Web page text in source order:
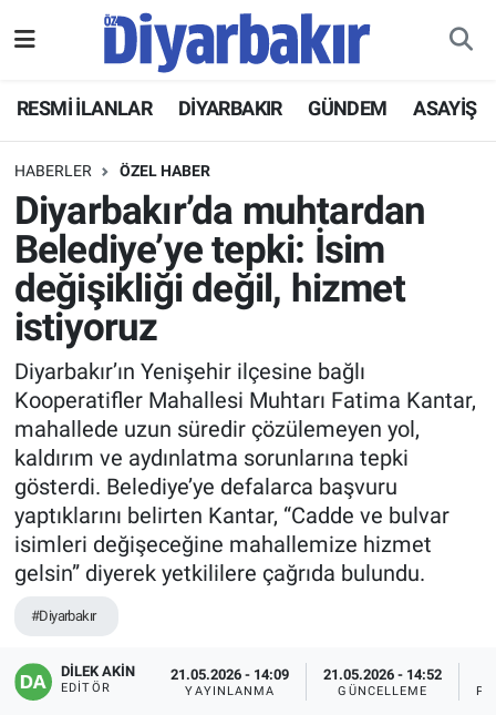
RESMİ İLANLAR DİYARBAKIR GÜNDEM ASAYİŞ
HABERLER ÖZEL HABER
Diyarbakır’da muhtardan
Belediye’ye tepki: İsim
değişikliği değil, hizmet
istiyoruz
Diyarbakır’ın Yenişehir ilçesine bağlı
Kooperatifler Mahallesi Muhtarı Fatima Kantar,
mahallede uzun süredir çözülemeyen yol,
kaldırım ve aydınlatma sorunlarına tepki
gösterdi. Belediye’ye defalarca başvuru
yaptıklarını belirten Kantar, “Cadde ve bulvar
isimleri değişeceğine mahallemize hizmet
gelsin” diyerek yetkililere çağrıda bulundu.
#Diyarbakır
DİLEK AKİN
EDITÖR
21.05.2026 - 14:09
YAYINLANMA
21.05.2026 - 14:52
GÜNCELLEME
ASAYİŞ
DİYARBAKIR
EKONOMİ
GÜNDEM
BÖLGE
DÜNYA
KÜLTÜR SANAT
EĞİTİM
ÖZEL HABER
Hava Durumu
Namaz Vakitleri
Trafik Durumu
Süper Lig Puan Durumu ve Fikstür
Tüm Manşetler
Son Dakika Haberleri
Haber Arşivi